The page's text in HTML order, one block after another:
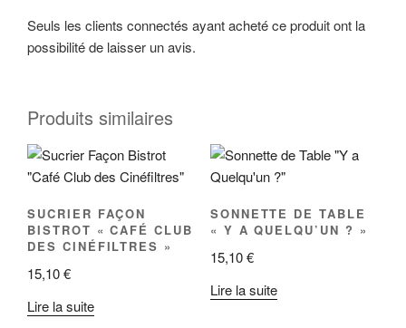
Seuls les clients connectés ayant acheté ce produit ont la
possibilité de laisser un avis.
Produits similaires
SUCRIER FAÇON
BISTROT « CAFÉ CLUB
DES CINÉFILTRES »
15,10€
Lire la suite
SONNETTE DE TABLE
« Y A QUELQU’UN ? »
15,10€
Lire la suite